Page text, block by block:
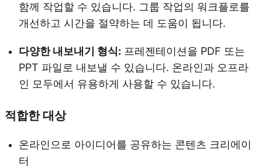
함께 작업할 수 있습니다. 그룹 작업의 워크플로를
개선하고 시간을 절약하는 데 도움이 됩니다.
다양한 내보내기 형식: 프레젠테이션을 PDF 또는
PPT 파일로 내보낼 수 있습니다. 온라인과 오프라
인 모두에서 유용하게 사용할 수 있습니다.
적합한 대상
온라인으로 아이디어를 공유하는 콘텐츠 크리에이
터